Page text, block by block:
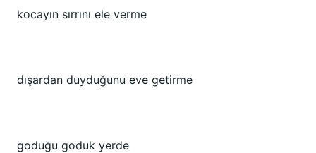
kocayın sırrını ele verme
dışardan duyduğunu eve getirme
goduğu goduk yerde